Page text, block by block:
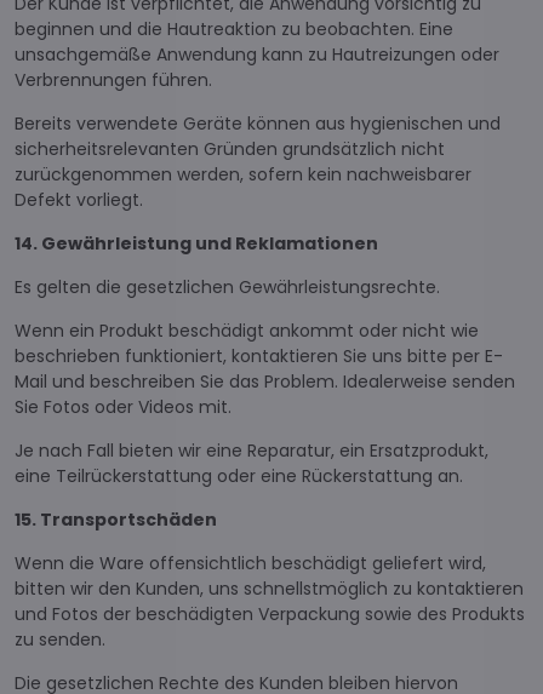
beginnen und die Hautreaktion zu beobachten. Eine
unsachgemäße Anwendung kann zu Hautreizungen oder
Verbrennungen führen.
Bereits verwendete Geräte können aus hygienischen und
sicherheitsrelevanten Gründen grundsätzlich nicht
zurückgenommen werden, sofern kein nachweisbarer
Defekt vorliegt.
14. Gewährleistung und Reklamationen
Es gelten die gesetzlichen Gewährleistungsrechte.
Wenn ein Produkt beschädigt ankommt oder nicht wie
beschrieben funktioniert, kontaktieren Sie uns bitte per E-
Mail und beschreiben Sie das Problem. Idealerweise senden
Sie Fotos oder Videos mit.
Je nach Fall bieten wir eine Reparatur, ein Ersatzprodukt,
eine Teilrückerstattung oder eine Rückerstattung an.
15. Transportschäden
Wenn die Ware offensichtlich beschädigt geliefert wird,
bitten wir den Kunden, uns schnellstmöglich zu kontaktieren
und Fotos der beschädigten Verpackung sowie des Produkts
zu senden.
Die gesetzlichen Rechte des Kunden bleiben hiervon